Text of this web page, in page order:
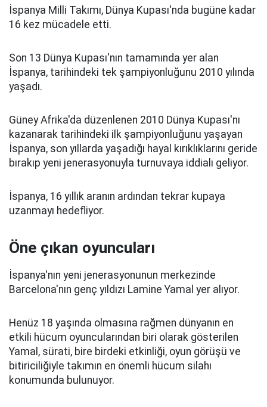
İspanya Milli Takımı, Dünya Kupası'nda bugüne kadar
16 kez mücadele etti.
Son 13 Dünya Kupası'nın tamamında yer alan
İspanya, tarihindeki tek şampiyonluğunu 2010 yılında
yaşadı.
Güney Afrika'da düzenlenen 2010 Dünya Kupası'nı
kazanarak tarihindeki ilk şampiyonluğunu yaşayan
İspanya, son yıllarda yaşadığı hayal kırıklıklarını geride
bırakıp yeni jenerasyonuyla turnuvaya iddialı geliyor.
İspanya, 16 yıllık aranın ardından tekrar kupaya
uzanmayı hedefliyor.
Öne çıkan oyuncuları
İspanya'nın yeni jenerasyonunun merkezinde
Barcelona'nın genç yıldızı Lamine Yamal yer alıyor.
Henüz 18 yaşında olmasına rağmen dünyanın en
etkili hücum oyuncularından biri olarak gösterilen
Yamal, sürati, bire birdeki etkinliği, oyun görüşü ve
bitiriciliğiyle takımın en önemli hücum silahı
konumunda bulunuyor.